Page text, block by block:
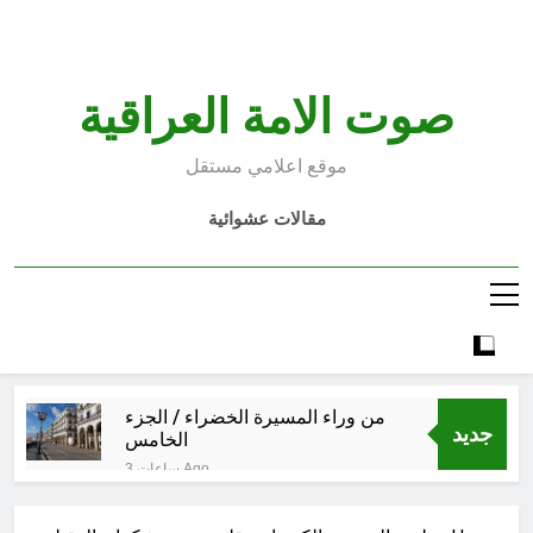
صوت الامة العراقية
موقع اعلامي مستقل
مقالات عشوائية
جديد
من وراء المسيرة الخضراء / الجزء
الخامس
3 ساعات Ago